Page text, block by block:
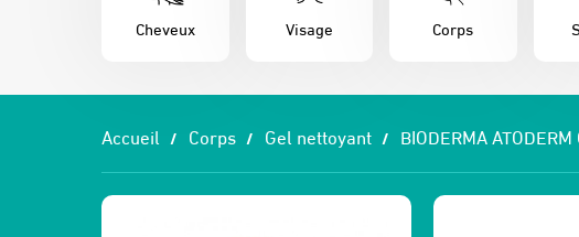
Cheveux Visage Corps
Accueil Corps Gel nettoyant BIODERMA